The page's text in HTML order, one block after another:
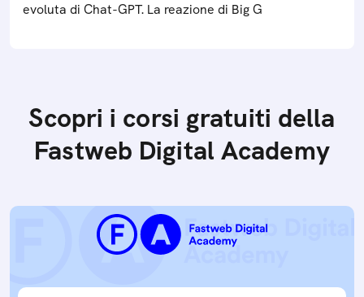
evoluta di Chat-GPT. La reazione di Big G
Scopri i corsi gratuiti della
Fastweb Digital Academy